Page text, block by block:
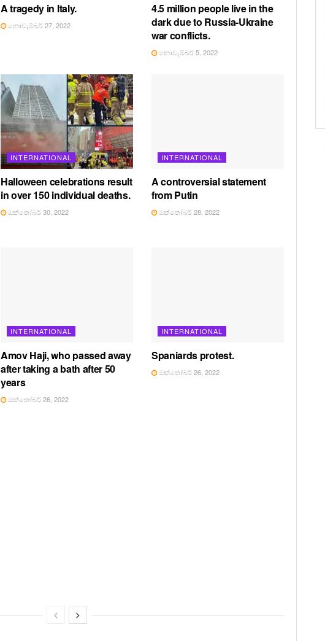
A tragedy in Italy.
නොවැම්බර් 27, 2022
4.5 million people live in the
dark due to Russia-Ukraine
war conflicts.
නොවැම්බර් 5, 2022
INTERNATIONAL
Halloween celebrations result
in over 150 individual deaths.
ඔක්තෝබර් 30, 2022
INTERNATIONAL
A controversial statement
from Putin
ඔක්තෝබර් 28, 2022
INTERNATIONAL
Amov Haji, who passed away
after taking a bath after 50
years
ඔක්තෝබර් 26, 2022
INTERNATIONAL
Spaniards protest.
ඔක්තෝබර් 26, 2022